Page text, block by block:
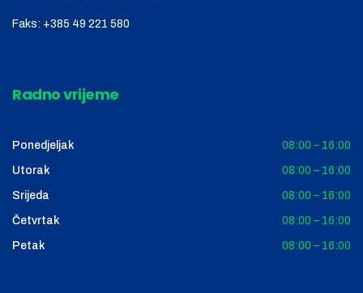
Faks: +385 49 221 580
Radno vrijeme
Ponedjeljak 08:00 – 16:00
Utorak 08:00 – 16:00
Srijeda 08:00 – 16:00
Četvrtak 08:00 – 16:00
Petak 08:00 – 16:00